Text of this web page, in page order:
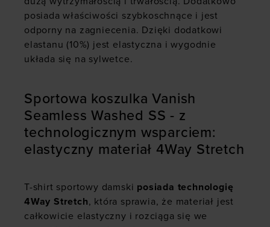
posiada właściwości szybkoschnące i jest
odporny na zagniecenia. Dzięki dodatkowi
elastanu (10%) jest elastyczna i wygodnie
układa się na sylwetce.
Sportowa koszulka Vanish
Seamless Washed SS - z
technologicznym wsparciem:
elastyczny materiał 4Way Stretch
T-shirt sportowy damski posiada technologię
4Way Stretch, która sprawia, że materiał jest
całkowicie elastyczny i rozciąga się we